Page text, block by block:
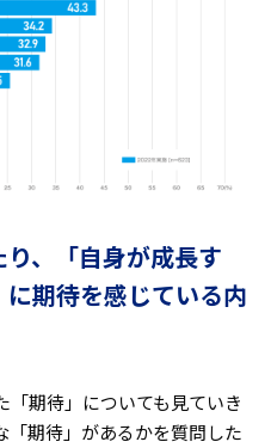
、「自身が成長す
期待を感じている内
「期待」についても見ていき
「期待」があるかを質問した